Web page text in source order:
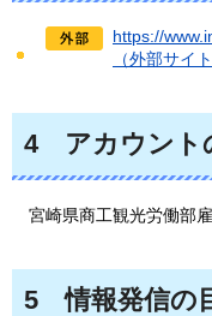
https://
（外部サイ
4 アカウント
宮崎県商工観光労働部
5 情報発信の